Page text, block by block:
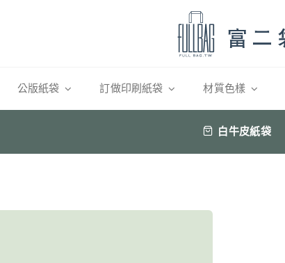
公版紙袋 訂做印刷紙袋 材質色樣
白牛皮紙袋